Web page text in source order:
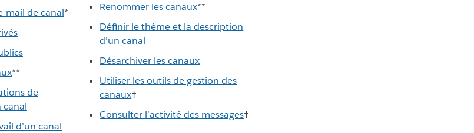
mail de canal*
**
de
d’un canal
Renommer les canaux**
Définir le thème et la description
d’un canal
Désarchiver les canaux
Utiliser les outils de gestion des
canaux†
Consulter l’activité des messages†